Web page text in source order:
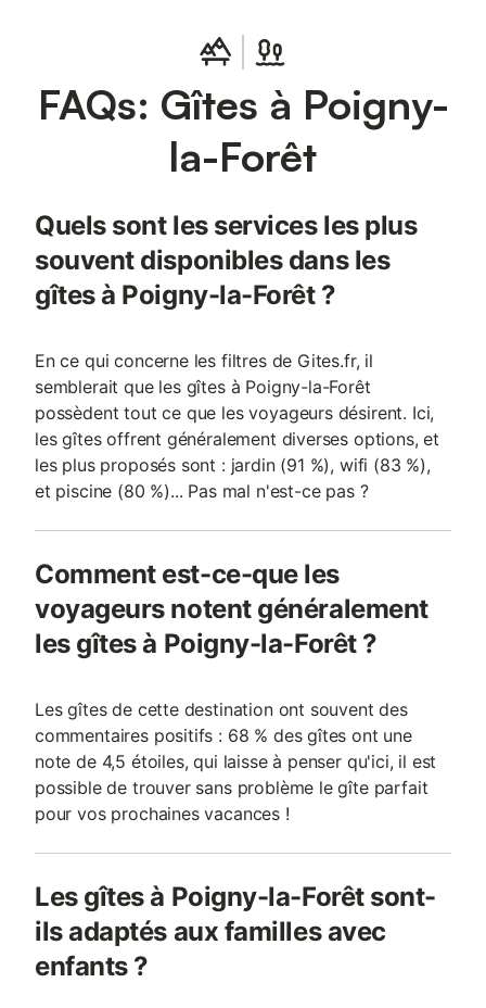
weekend. Les maisons de campagne CASAMAAS à 40 min de
FAQs: Gîtes à Poigny-
la-Forêt
Quels sont les services les plus
souvent disponibles dans les
gîtes à Poigny-la-Forêt ?
En ce qui concerne les filtres de Gites.fr, il
semblerait que les gîtes à Poigny-la-Forêt
possèdent tout ce que les voyageurs désirent. Ici,
les gîtes offrent généralement diverses options, et
les plus proposés sont : jardin (91 %), wifi (83 %),
et piscine (80 %)... Pas mal n'est-ce pas ?
Comment est-ce-que les
voyageurs notent généralement
les gîtes à Poigny-la-Forêt ?
Les gîtes de cette destination ont souvent des
commentaires positifs : 68 % des gîtes ont une
note de 4,5 étoiles, qui laisse à penser qu'ici, il est
possible de trouver sans problème le gîte parfait
pour vos prochaines vacances !
Les gîtes à Poigny-la-Forêt sont-
ils adaptés aux familles avec
enfants ?